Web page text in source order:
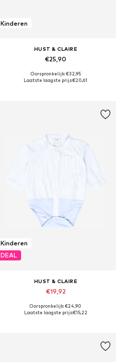
Kinderen
HUST & CLAIRE
€25,90
Beschikbare maten: 116
Oorspronkelijk: €32,95
Laatste laagste prijs:€20,61
Kinderen
DEAL
HUST & CLAIRE
€19,92
Beschikbare maten: 56, 92
Oorspronkelijk: €24,90
Laatste laagste prijs:€15,22